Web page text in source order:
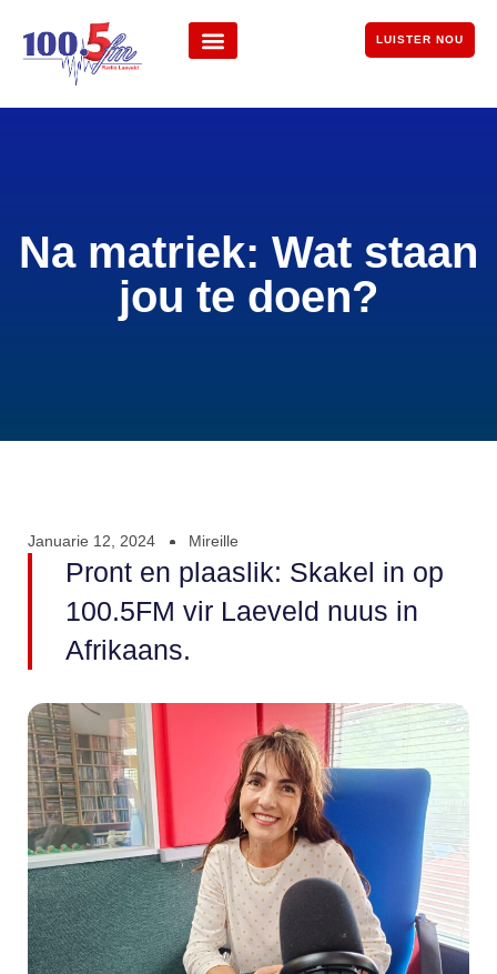
LUISTER NOU
Na matriek: Wat staan
jou te doen?
Januarie 12, 2024 Mireille
Pront en plaaslik: Skakel in op
100.5FM vir Laeveld nuus in
Afrikaans.